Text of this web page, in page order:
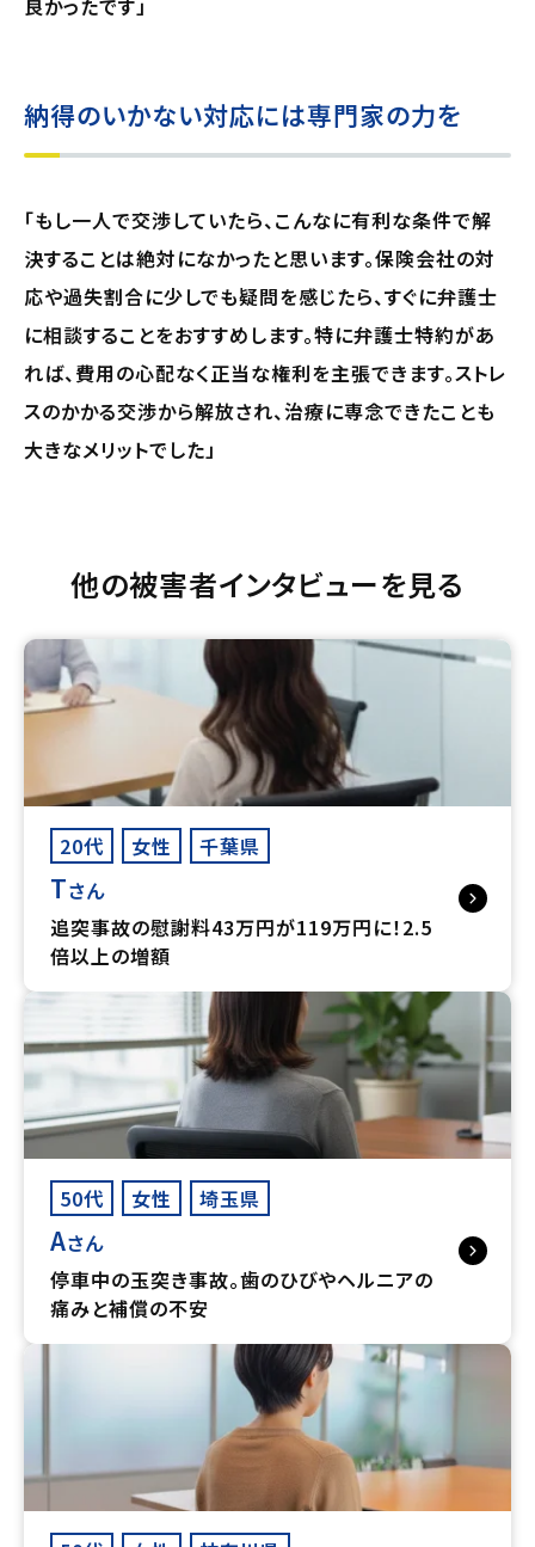
良かったです」
納得のいかない対応には専門家の力を
「もし一人で交渉していたら、こんなに有利な条件で解
決することは絶対になかったと思います。保険会社の対
応や過失割合に少しでも疑問を感じたら、すぐに弁護士
に相談することをおすすめします。特に弁護士特約があ
れば、費用の心配なく正当な権利を主張できます。ストレ
スのかかる交渉から解放され、治療に専念できたことも
大きなメリットでした」
他の被害者インタビューを見る
20代 女性 千葉県
Tさん
追突事故の慰謝料43万円が119万円に！2.5
倍以上の増額
50代 女性 埼玉県
Aさん
停車中の玉突き事故。歯のひびやヘルニアの
痛みと補償の不安